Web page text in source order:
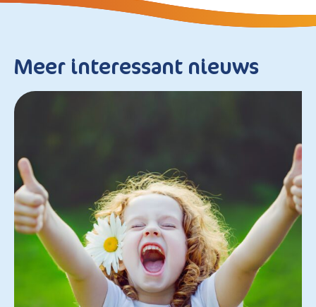
Meer interessant nieuws